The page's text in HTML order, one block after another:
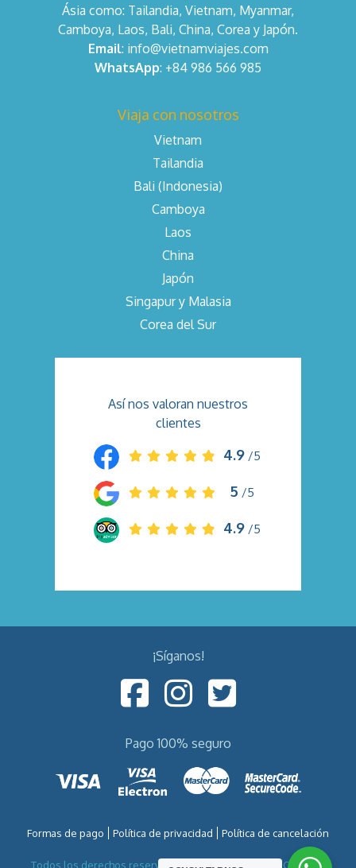
Ásia como: Tailandia, Vietnam, Myanmar,
Camboya, Laos, Bali, China, Corea y Japón.
Email: info@vietnamviajes.com
WhatsApp: +84 986 566 985
Viaja con nosotros
Vietnam
Tailandia
Bali (Indonesia)
Camboya
Laos
China
Japón
Singapur y Malasia
Corea del Sur
Así nos valoran nuestros
clientes
4.9 /5
5 /5
4.9 /5
¡Síganos!
Pago 100% seguro
Formas de pago Política de privacidad Política de cancelación
Todos los derechos reservados por VIETNAM VIAJES CO.,LTD -